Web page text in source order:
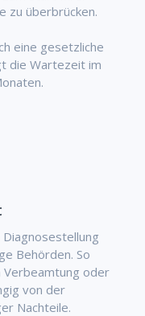
zu überbrücken.
eine gesetzliche
die Wartezeit im
Behörden. So
Verbeamtung oder
von der
Nachteile.